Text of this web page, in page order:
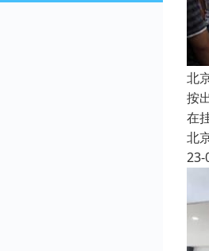
北
按
在
北
23-